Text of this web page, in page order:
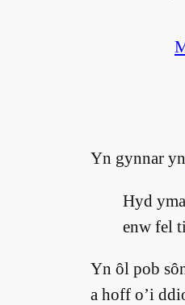
Yn gynnar yn
Hyd
enw fel
Yn ôl pob
a hoff o’i